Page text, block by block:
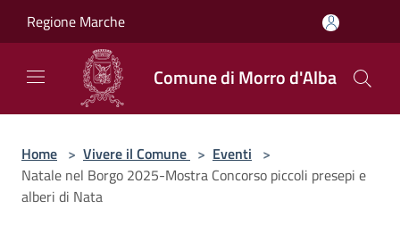
Regione Marche
Comune di Morro d'Alba
Home > Vivere il Comune > Eventi >
Natale nel Borgo 2025-Mostra Concorso piccoli presepi e
alberi di Nata